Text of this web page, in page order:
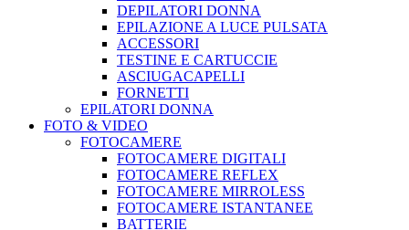
DEPILATORI DONNA
EPILAZIONE A LUCE PULSATA
ACCESSORI
TESTINE E CARTUCCIE
ASCIUGACAPELLI
FORNETTI
EPILATORI DONNA
FOTO & VIDEO
FOTOCAMERE
FOTOCAMERE DIGITALI
FOTOCAMERE REFLEX
FOTOCAMERE MIRROLESS
FOTOCAMERE ISTANTANEE
BATTERIE